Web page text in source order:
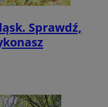
Sprawdź,